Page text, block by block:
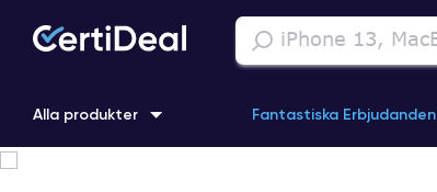
Alla produkter Fantastiska Erbjudanden